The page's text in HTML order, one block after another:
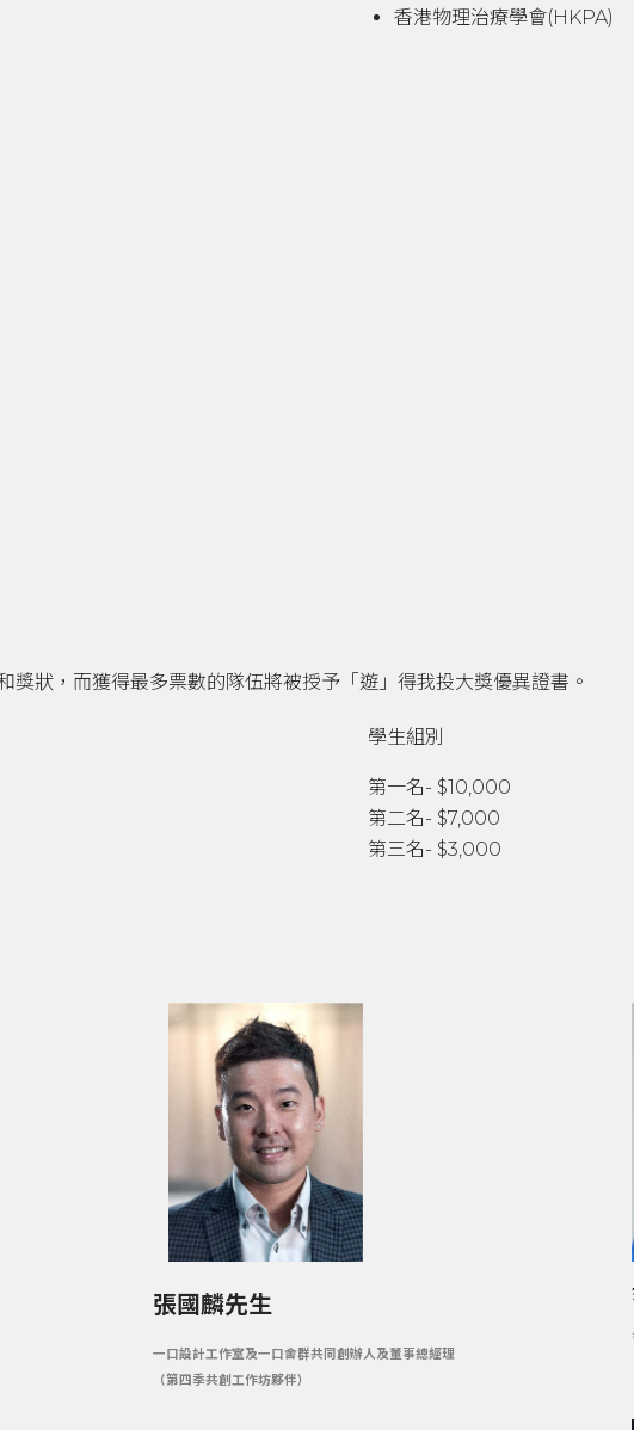
香港物理治療學會(HKPA)
獎狀，而獲得最多票數的隊伍將被授予「遊」得我投大獎優異證書。
學生組別
第一名- $10,000
第二名- $7,000
第三名- $3,000
張國麟先生
一口設計工作室及一口舍群共同創辦人及董事總經理
（第四季共創工作坊夥伴）